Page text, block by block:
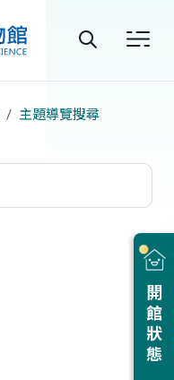
站
尋
開館狀態
主題導覽搜尋